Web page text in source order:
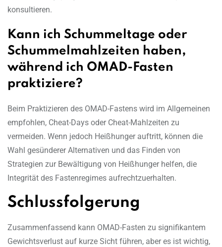
konsultieren.
Kann ich Schummeltage oder
Schummelmahlzeiten haben,
während ich OMAD-Fasten
praktiziere?
Beim Praktizieren des OMAD-Fastens wird im Allgemeinen
empfohlen, Cheat-Days oder Cheat-Mahlzeiten zu
vermeiden. Wenn jedoch Heißhunger auftritt, können die
Wahl gesünderer Alternativen und das Finden von
Strategien zur Bewältigung von Heißhunger helfen, die
Integrität des Fastenregimes aufrechtzuerhalten.
Schlussfolgerung
Zusammenfassend kann OMAD-Fasten zu signifikantem
Gewichtsverlust auf kurze Sicht führen, aber es ist wichtig,